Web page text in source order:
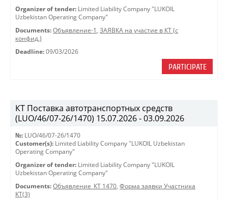
Organizer of tender: Limited Liability Company "LUKOIL
Uzbekistan Operating Company"
Documents: Объявление-1 , ЗАЯВКА на участие в КТ (с
конфид.)
Deadline: 09/03/2026
PARTICIPATE
КТ Поставка автотранспортных средств
(LUO/46/07-26/1470) 15.07.2026 - 03.09.2026
№: LUO/46/07-26/1470
Customer(s): Limited Liability Company "LUKOIL Uzbekistan
Operating Company"
Organizer of tender: Limited Liability Company "LUKOIL
Uzbekistan Operating Company"
Documents: Объявление_КТ 1470, Форма заявки Участника
КТ(3)